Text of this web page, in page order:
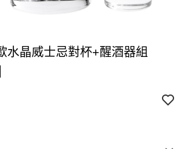
水晶威士忌對杯+醒酒器組